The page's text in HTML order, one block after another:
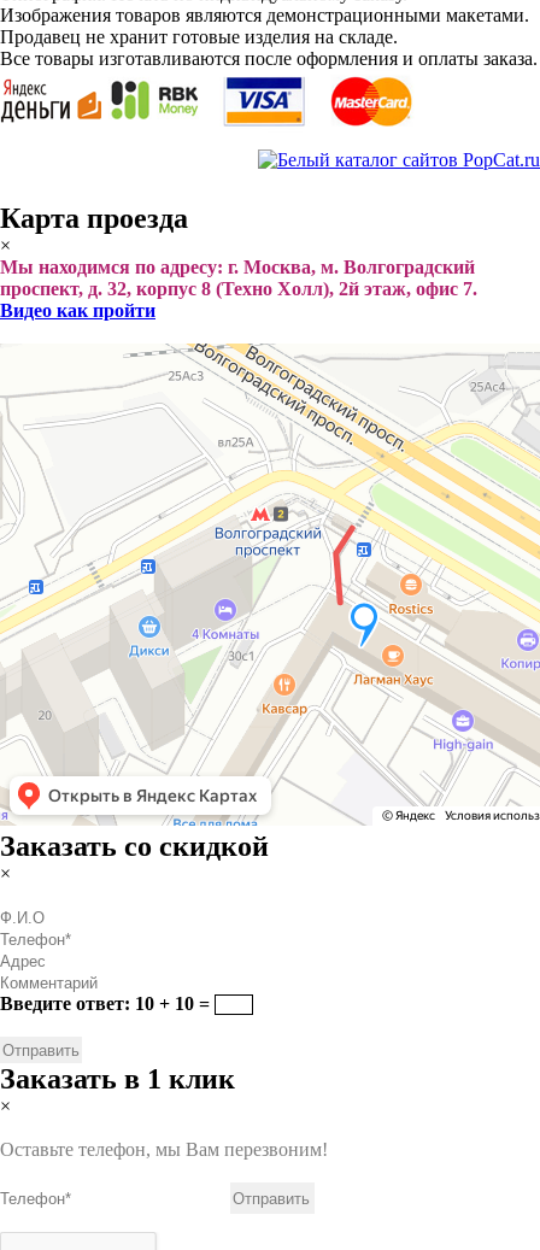
Изображения товаров являются демонстрационными макетами.
Продавец не хранит готовые изделия на складе.
Все товары изготавливаются после оформления и оплаты заказа.
Карта проезда
×
Мы находимся по адресу: г. Москва, м. Волгоградский
проспект, д. 32, корпус 8 (Техно Холл), 2й этаж, офис 7.
Видео как пройти
Заказать со скидкой
×
Введите ответ: 10 + 10 =
Заказать в 1 клик
×
Оставьте телефон, мы Вам перезвоним!